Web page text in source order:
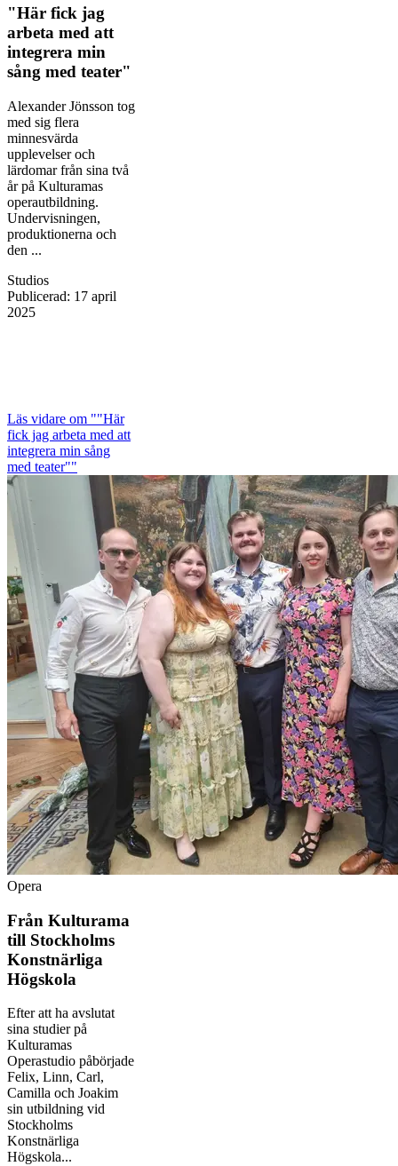
"Här fick jag
arbeta med att
integrera min
sång med teater"
Alexander Jönsson tog
med sig flera
minnesvärda
upplevelser och
lärdomar från sina två
år på Kulturamas
operautbildning.
Undervisningen,
produktionerna och
den ...
Studios
Publicerad: 17 april
2025
Läs vidare om ""Här
fick jag arbeta med att
integrera min sång
med teater""
Opera
Från Kulturama
till Stockholms
Konstnärliga
Högskola
Efter att ha avslutat
sina studier på
Kulturamas
Operastudio påbörjade
Felix, Linn, Carl,
Camilla och Joakim
sin utbildning vid
Stockholms
Konstnärliga
Högskola...